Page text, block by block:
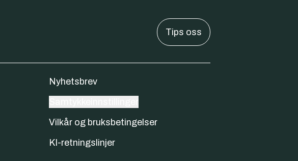
Tips oss
Nyhetsbrev
Vilkår og bruksbetingelser
KI-retningslinjer